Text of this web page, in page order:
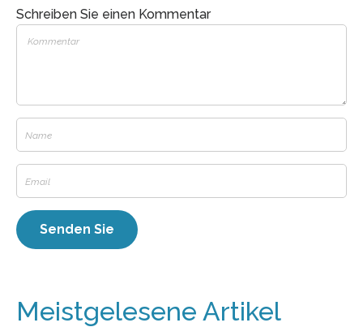
Schreiben Sie einen Kommentar
Meistgelesene Artikel